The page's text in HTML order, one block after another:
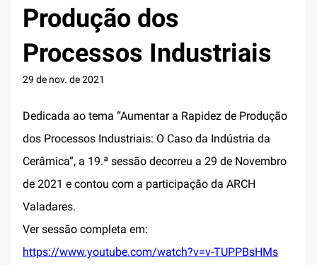
Produção dos
Processos Industriais
29 de nov. de 2021
Dedicada ao tema “Aumentar a Rapidez de Produção
dos Processos Industriais: O Caso da Indústria da
Cerâmica”, a 19.ª sessão decorreu a 29 de Novembro
de 2021 e contou com a participação da ARCH
Valadares.
Ver sessão completa em:
https://www.youtube.com/watch?v=v-TUPPBsHMs